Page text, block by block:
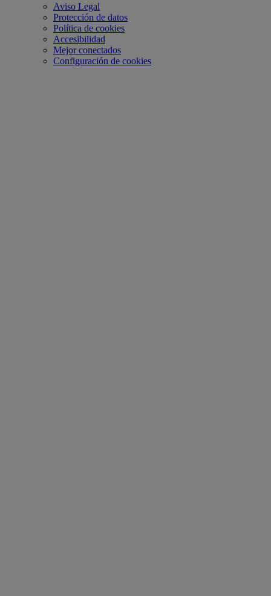
Aviso Legal
Protección de datos
Política de cookies
Accesibilidad
Mejor conectados
Configuración de cookies